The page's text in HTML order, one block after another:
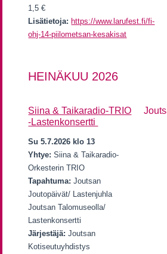
1,5 €
Lisätietoja: https://www.larufest.fi/fi-
ohj-14-piilometsan-kesakisat
HEINÄKUU 2026
Siina & Taikaradio-TRIO
-Lastenkonsertti
Su 5.7.2026 klo 13
Yhtye: Siina & Taikaradio-
Orkesterin TRIO
Tapahtuma: Joutsan
Joutopäivät/ Lastenjuhla
Joutsan Talomuseolla/
Lastenkonsertti
Järjestäjä: Joutsan
Kotiseutuyhdistys